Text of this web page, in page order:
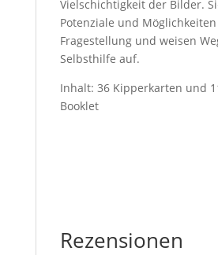
Vielschichtigkeit der Bilder.
Potenziale und
Fragestellung und weisen
Selbsthilfe auf.
Inhalt: 36 Kipperkarten und
Booklet
Rezensionen